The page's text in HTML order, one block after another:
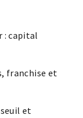
: capital
franchise et
et